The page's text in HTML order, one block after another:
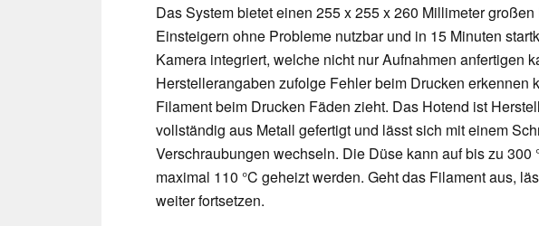
Das System bietet einen 255 x 255 x 260 Millimeter
Einsteigern ohne Probleme nutzbar und in 15 Minuten
Kamera integriert, welche nicht nur Aufnahmen anfertigen
Herstellerangaben zufolge Fehler beim Drucken erkennen
Filament beim Drucken Fäden zieht. Das Hotend ist
vollständig aus Metall gefertigt und lässt sich mit einem
Verschraubungen wechseln. Die Düse kann auf bis zu 300
maximal 110 °C geheizt werden. Geht das Filament aus,
weiter fortsetzen.